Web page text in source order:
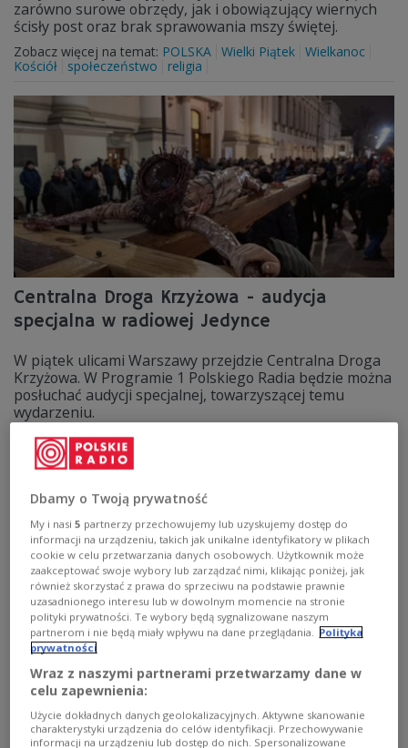
zarówno surowe obrzędy, jak i obowiązujący wiernych
ścisły post oraz brak sprawowania mszy świętej.
Zobacz więcej na temat: POLSKA Wielki Piątek Wielkanoc
Kościół
społeczeństwo religia
Centralna Droga Krzyżowa - audycja
specjalna w radiowej Jedynce
W piątek ulicami Warszawy przejdzie Centralna Droga
Krzyżowa. W Programie 1 Polskiego Radia będzie można
posłuchać audycji specjalnej, towarzyszącej temu
wydarzeniu.
Zobacz więcej na temat:
Wielkanoc
Centralna Droga Krzyżowa. Relacje w
Jedynce [POSLUCHAJ]
Dbamy o Twoją prywatność
My i nasi5 partnerzy przechowujemy lub uzyskujemy dostęp do
informacji na urządzeniu, takich jak unikalne identyfikatory w plikach
cookie w celu przetwarzania danych osobowych. Użytkownik może
zaakceptować swoje wybory lub zarządzać nimi, klikając poniżej, jak
również skorzystać z prawa do sprzeciwu na podstawie prawnie
uzasadnionego interesu lub w dowolnym momencie na stronie
polityki prywatności. Te wybory będą sygnalizowane naszym
partnerom i nie będą miały wpływu na dane przeglądania. Polityka
prywatności
Wraz z naszymi partnerami przetwarzamy dane w
celu zapewnienia:
Użycie dokładnych danych geolokalizacyjnych. Aktywne skanowanie
charakterystyki urządzenia do celów identyfikacji. Przechowywanie
informacji na urządzeniu lub dostęp do nich. Spersonalizowane